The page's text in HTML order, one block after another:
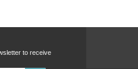
to receive